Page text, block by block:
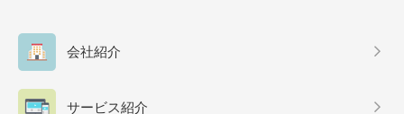
会社紹介
サービス紹介